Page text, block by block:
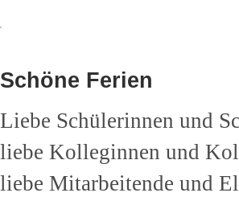
Schöne Ferien
Liebe Schülerinnen und
liebe Kolleginnen und
liebe Mitarbeitende und